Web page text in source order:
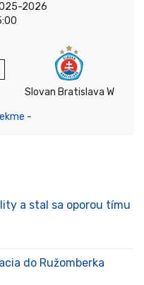
2026
Slovan Bratislava W
-
a stal sa oporou tímu
do Ružomberka